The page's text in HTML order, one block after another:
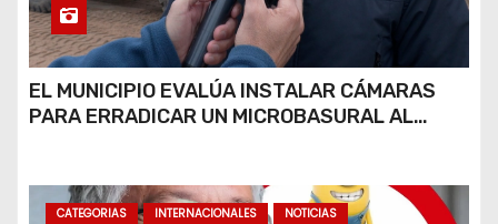
EL MUNICIPIO EVALÚA INSTALAR CÁMARAS
PARA ERRADICAR UN MICROBASURAL AL
CATEGORIAS INTERNACIONALES NOTICIAS